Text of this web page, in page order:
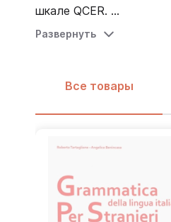
шкале QCER.
пройденный материал.
Развернуть
Все товары